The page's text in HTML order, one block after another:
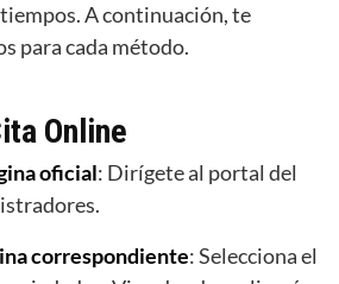
A continuación, te
para cada método.
Online
oficial: Dirígete al portal del
correspondiente: Selecciona el